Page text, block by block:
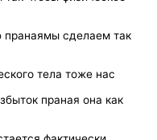
пранаямы сделаем так
тела тоже нас
праная она как